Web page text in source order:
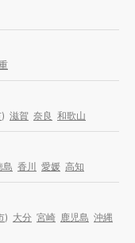
) 滋賀 奈良 和歌山
島 香川 愛媛 高知
) 大分 宮崎 鹿児島 沖縄